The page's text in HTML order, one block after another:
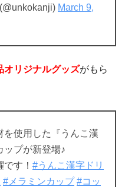
March 9,
オリジナルグッズがもら
を使用した『うんこ漢
ップが新登場♪
す！ #うんこ漢字ドリ
#メラミンカップ #コッ